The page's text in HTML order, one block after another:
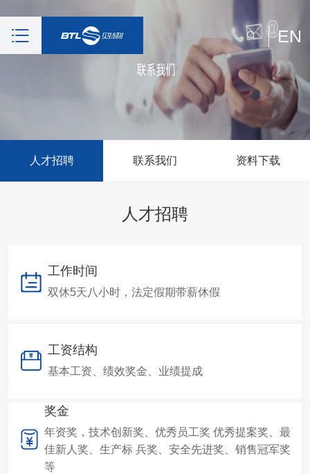
EN
人才招聘 联系我们 资料下载
人才招聘
工作时间
双休5天八小时，法定假期带薪休假
工资结构
基本工资、绩效奖金、业绩提成
奖金
年资奖，技术创新奖、优秀员工奖 优秀提案奖、最
佳新人奖、生产标 兵奖、安全先进奖、销售冠军奖
等